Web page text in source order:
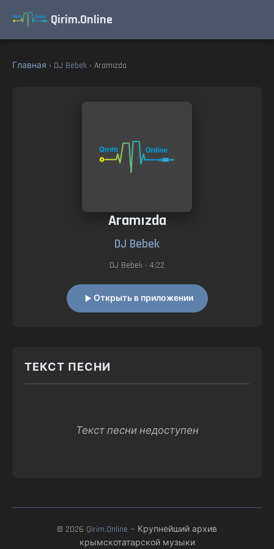
Qirim.Online
Главная › DJ Bebek › Aramızda
Aramızda
DJ Bebek
DJ Bebek • 4:22
Открыть в приложении
ТЕКСТ ПЕСНИ
Текст песни недоступен
© 2026 Qirim.Online — Крупнейший архив
крымскотатарской музыки